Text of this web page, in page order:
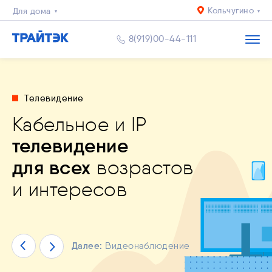
Для дома
Бизнесу
Кольчугино
8(919)00-44-111
Интернет
любых задач
и IP
всехвозрастов
спокоен за близких
приложение
Личный кабинет"
уже сейчас!
уровень
и комфорта
Далее: Мобильное приложение